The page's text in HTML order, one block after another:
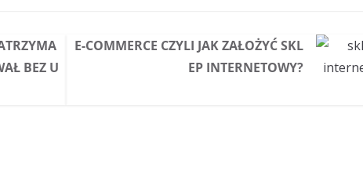
BEZ U
E-COMMERCE CZYLI JAK ZAŁOŻYĆ SKL
EP INTERNETOWY?